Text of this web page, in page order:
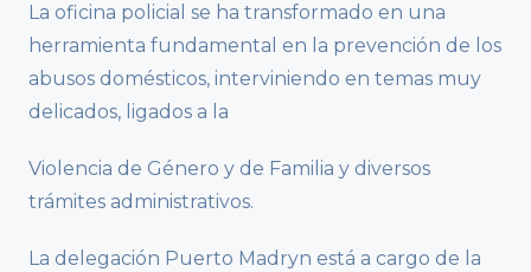
La oficina policial se ha transformado en una
herramienta fundamental en la prevención de los
abusos domésticos, interviniendo en temas muy
delicados, ligados a la
Violencia de Género y de Familia y diversos
trámites administrativos.
La delegación Puerto Madryn está a cargo de la